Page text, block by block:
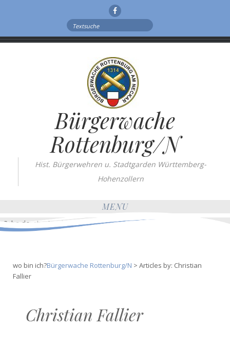
Facebook
Search
for:
Bürgerwache
Rottenburg/N
Hist. Bürgerwehren u. Stadtgarden Württemberg-
Hohenzollern
MENU
<?php do_shortcode(''); ?>
wo bin ich?Bürgerwache Rottenburg/N > Articles by: Christian
Fallier
Christian Fallier